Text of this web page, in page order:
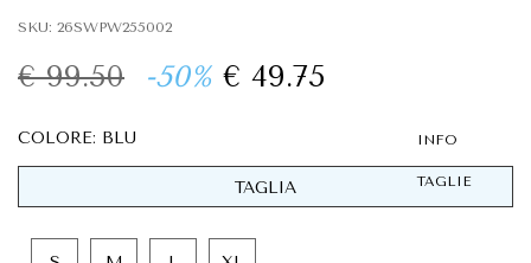
SKU: 26SWPW255002
€ 99.50 -50% € 49.75
COLORE: BLU
TAGLIA
INFO
TAGLIE